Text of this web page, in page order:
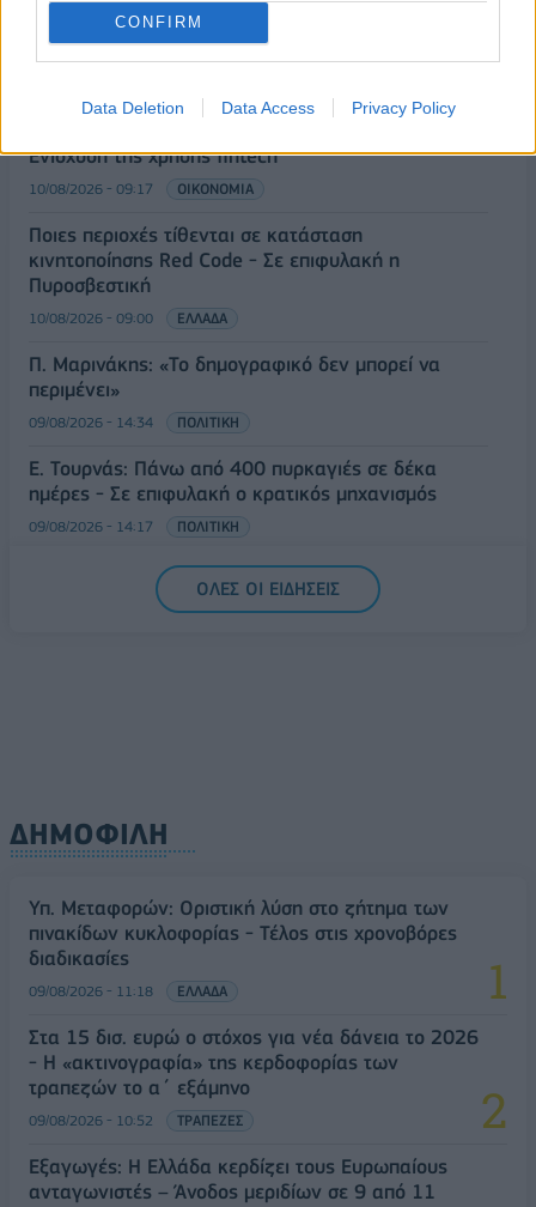
CONFIRM
Data Deletion Data Access Privacy Policy
Ταχύτερα και αυστηρότερα: Το νέο ψηφιακό
καθεστώς της ΑΑΔΕ για τα ανασφάλιστα οχήματα
Ενίσχυση της χρήσης fintech
10/08/2026 - 09:17 ΟΙΚΟΝΟΜΙΑ
Ποιες περιοχές τίθενται σε κατάσταση
κινητοποίησης Red Code - Σε επιφυλακή η
Πυροσβεστική
10/08/2026 - 09:00 ΕΛΛΑΔΑ
Π. Μαρινάκης: «Το δημογραφικό δεν μπορεί να
περιμένει»
09/08/2026 - 14:34 ΠΟΛΙΤΙΚΗ
Ε. Τουρνάς: Πάνω από 400 πυρκαγιές σε δέκα
ημέρες - Σε επιφυλακή ο κρατικός μηχανισμός
09/08/2026 - 14:17 ΠΟΛΙΤΙΚΗ
ΟΛΕΣ ΟΙ ΕΙΔΗΣΕΙΣ
ΔΗΜΟΦΙΛΗ
Υπ. Μεταφορών: Οριστική λύση στο ζήτημα των
πινακίδων κυκλοφορίας - Τέλος στις χρονοβόρες
διαδικασίες
09/08/2026 - 11:18 ΕΛΛΑΔΑ
Στα 15 δισ. ευρώ ο στόχος για νέα δάνεια το 2026
- Η «ακτινογραφία» της κερδοφορίας των
τραπεζών το α΄ εξάμηνο
09/08/2026 - 10:52 ΤΡΑΠΕΖΕΣ
Εξαγωγές: Η Ελλάδα κερδίζει τους Ευρωπαίους
ανταγωνιστές – Άνοδος μεριδίων σε 9 από 11